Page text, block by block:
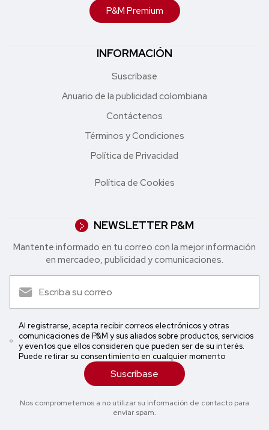
P&M Premium
INFORMACIÓN
Suscríbase
Anuario de la publicidad colombiana
Contáctenos
Términos y Condiciones
Política de Privacidad
Política de Cookies
NEWSLETTER P&M
Mantente informado en tu correo con la mejor in formación
en mercadeo, publicidad y comunicaciones.
Al registrarse, acepta recibir correos electrónicos y otras
comunicaciones de P&M y sus aliados sobre productos, servicios
y eventos que ellos consideren que pueden ser de su interés.
Puede retirar su consentimiento en cualquier momento
Suscríbase
Nos comprometemos a no utilizar su información de contacto para
enviar spam.